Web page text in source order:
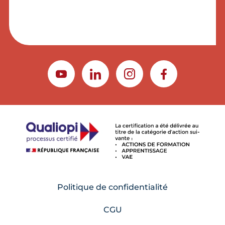
YOUTUBELINKEDININSTAGRAMFACEBOOK
Politique de confidentialité
CGU